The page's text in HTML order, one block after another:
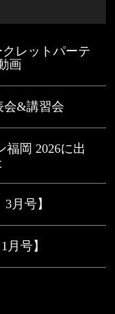
レットパーテ
画
会&講習会
福岡 2026に出
月号】
月号】